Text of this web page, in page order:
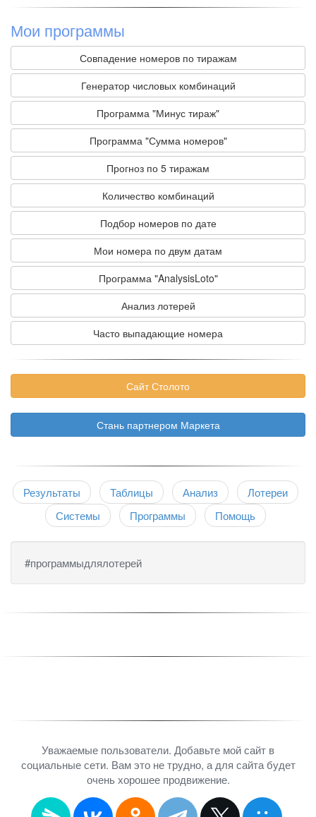
Мои программы
Совпадение номеров по тиражам
Генератор числовых комбинаций
Программа "Минус тираж"
Программа "Сумма номеров"
Прогноз по 5 тиражам
Количество комбинаций
Подбор номеров по дате
Мои номера по двум датам
Программа "AnalysisLoto"
Анализ лотерей
Часто выпадающие номера
Сайт Столото
Стань партнером Маркета
Результаты Таблицы Анализ
Лотереи
Системы
Программы Помощь
#программыдлялотерей
Уважаемые пользователи. Добавьте мой сайт в
социальные сети. Вам это не трудно, а для сайта будет
очень хорошее продвижение.